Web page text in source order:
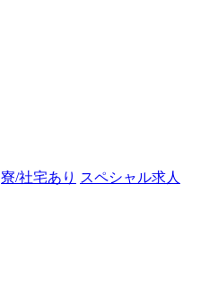
寮/社宅あり スペシャル求人